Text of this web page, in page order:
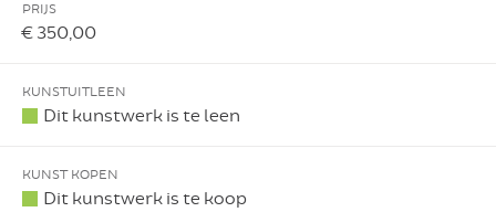
PRIJS
€ 350,00
KUNSTUITLEEN
Dit kunstwerk is te leen
KUNST KOPEN
Dit kunstwerk is te koop